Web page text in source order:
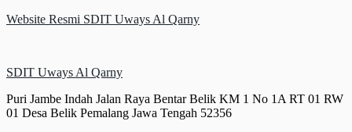
Website Resmi SDIT Uways Al Qarny
SDIT Uways Al Qarny
Puri Jambe Indah Jalan Raya Bentar Belik KM 1 No 1A RT 01 RW
01 Desa Belik Pemalang Jawa Tengah 52356